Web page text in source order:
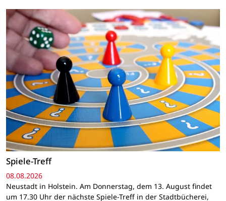
Spiele-Treff
08.08.2026
Neustadt in Holstein. Am Donnerstag, dem 13. August findet
um 17.30 Uhr der nächste Spiele-Treff in der Stadtbücherei,